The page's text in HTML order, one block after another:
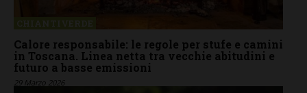
Calore responsabile: le regole per stufe e camini
in Toscana. Linea netta tra vecchie abitudini e
futuro a basse emissioni
29 Marzo 2026